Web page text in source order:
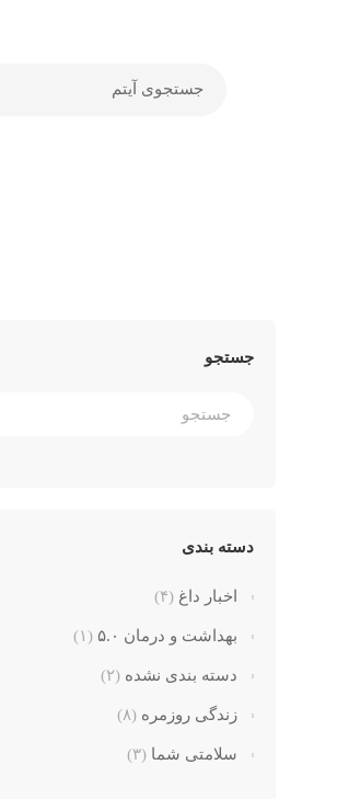
جستجو
دسته بندی
اخبار داغ (۴)
بهداشت و درمان ۵.۰ (۱)
دسته بندی نشده (۲)
زندگی روزمره (۸)
سلامتی شما (۳)